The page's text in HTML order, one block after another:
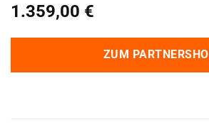
1.359,00 €
ZUM